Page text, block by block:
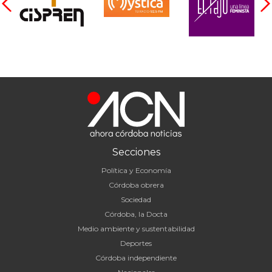
Secciones
Política y Economía
Córdoba obrera
Sociedad
Córdoba, la Docta
Medio ambiente y sustentabilidad
Deportes
Córdoba independiente